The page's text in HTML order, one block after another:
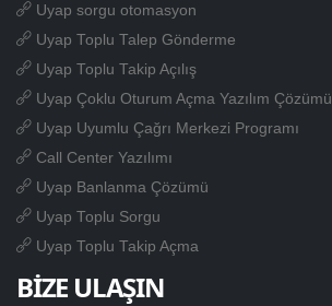
Uyap sorgu otomasyon
Uyap Toplu Talep Gönderme
Uyap Toplu Takip Açılış
Uyap Çoklu Oturum Açma Yazılım Çözümü
Uyap Uyumlu Çağrı Merkezi Programı
Call Center Yazılımı
Uyap Banlanma Çözümü
Uyap Toplu Sorgu
Uyap Toplu Takip Açma
BİZE ULAŞIN